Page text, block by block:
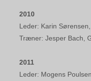
2010
Leder: Karin
Træner: Jesper Bach,
2011
Leder: Mogens